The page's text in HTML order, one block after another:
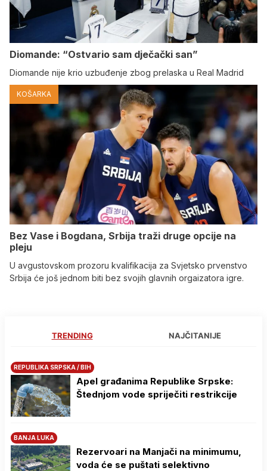
Diomande: “Ostvario sam dječački san”
Diomande nije krio uzbuđenje zbog prelaska u Real Madrid
KOŠARKA
Bez Vase i Bogdana, Srbija traži druge opcije na
pleju
U avgustovskom prozoru kvalifikacija za Svjetsko prvenstvo
Srbija će još jednom biti bez svojih glavnih orgaizatora igre.
TRENDING NAJČITANIJE
REPUBLIKA SRPSKA / BIH
Apel građanima Republike Srpske:
Štednjom vode spriječiti restrikcije
BANJA LUKA
Rezervoari na Manjači na minimumu,
voda će se puštati selektivno